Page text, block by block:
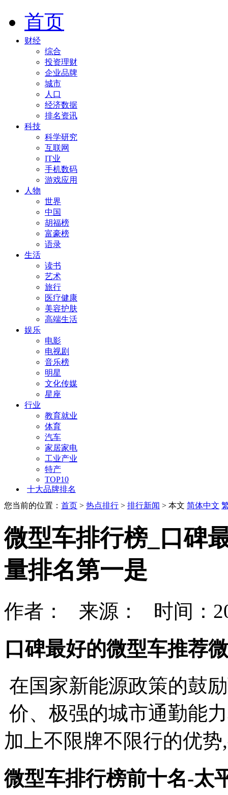
首页
财经
综合
投资理财
企业品牌
城市
人口
经济数据
排名资讯
科技
科学研究
互联网
IT业
手机数码
游戏应用
人物
世界
中国
胡福榜
富豪榜
语录
生活
读书
艺术
旅行
医疗健康
美容护肤
高端生活
娱乐
电影
电视剧
音乐榜
明星
文化传媒
星座
行业
教育就业
体育
汽车
家居家电
工业产业
特产
TOP10
十大品牌排名
您当前的位置： 首页 > 热点排行 > 排行新闻 > 本文 简体中文
微型车排行榜_口碑
量排名第一是
作者： 来源： 时间：
口碑最好的微型车推荐
在国家新能源政策的鼓
价、极强的城市通勤能
加上不限牌不限行的优
微型车排行榜前十名-太